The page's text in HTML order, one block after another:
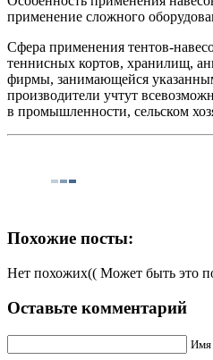
применение сложного
Сфера применения тентов-
теннисных кортов, хранилищ,
фирмы, занимающейся
производители учтут
в промышленности, сельском
Похожие посты:
Нет похожих(( Может быть это
Оставьте комментарий
Имя